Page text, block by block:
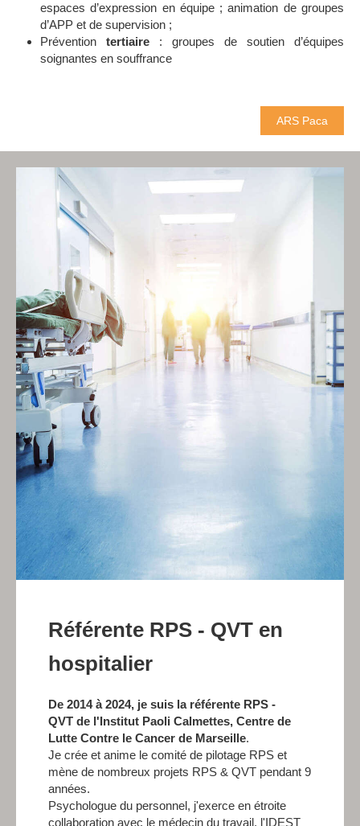
espaces d’expression en équipe ; animation de groupes
d’APP et de supervision ;
Prévention tertiaire : groupes de soutien d’équipes
soignantes en souffrance
ARS Paca
Référente RPS - QVT en
hospitalier
De 2014 à 2024, je suis la référente RPS -
QVT de l'Institut Paoli Calmettes, Centre de
Lutte Contre le Cancer de Marseille.
Je crée et anime le comité de pilotage RPS et
mène de nombreux projets RPS & QVT pendant 9
années.
Psychologue du personnel, j'exerce en étroite
collaboration avec le médecin du travail, l'IDEST